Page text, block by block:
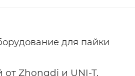
для пайки
Zhongdi и UNI-T.